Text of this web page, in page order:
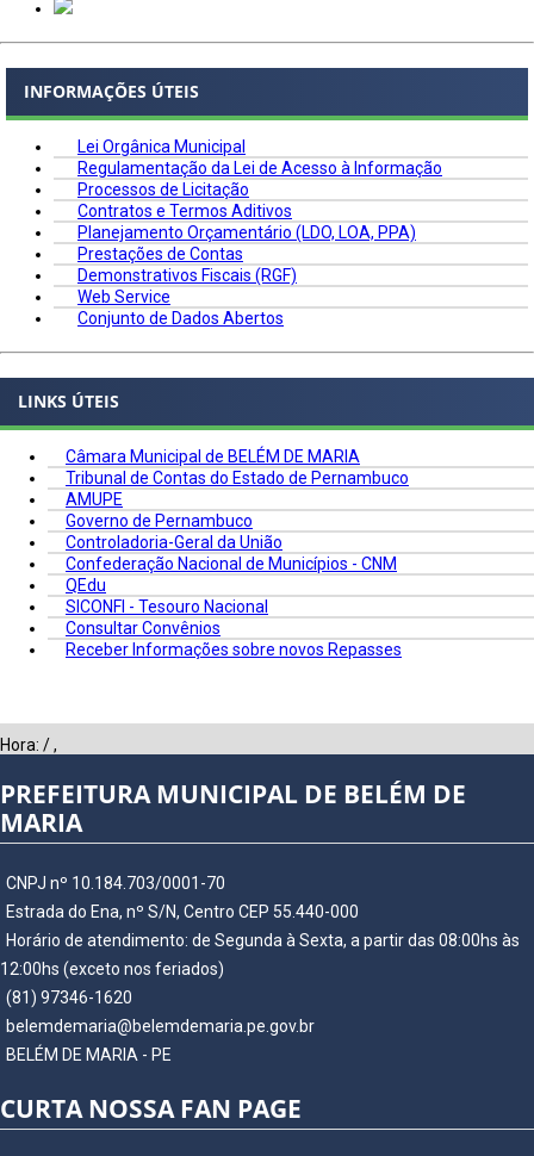
INFORMAÇÕES ÚTEIS
Lei Orgânica Municipal
Regulamentação da Lei de Acesso à Informação
Processos de Licitação
Contratos e Termos Aditivos
Planejamento Orçamentário (LDO, LOA, PPA)
Prestações de Contas
Demonstrativos Fiscais (RGF)
Web Service
Conjunto de Dados Abertos
LINKS ÚTEIS
Câmara Municipal de BELÉM DE MARIA
Tribunal de Contas do Estado de Pernambuco
AMUPE
Governo de Pernambuco
Controladoria-Geral da União
Confederação Nacional de Municípios - CNM
QEdu
SICONFI - Tesouro Nacional
Consultar Convênios
Receber Informações sobre novos Repasses
Hora: /,
PREFEITURA MUNICIPAL DE BELÉM DE
MARIA
CNPJ nº 10.184.703/0001-70
Estrada do Ena, nº S/N, Centro CEP 55.440-000
Horário de atendimento: de Segunda à Sexta, a partir das 08:00hs às
12:00hs (exceto nos feriados)
(81) 97346-1620
belemdemaria@belemdemaria.pe.gov.br
BELÉM DE MARIA - PE
CURTA NOSSA FAN PAGE